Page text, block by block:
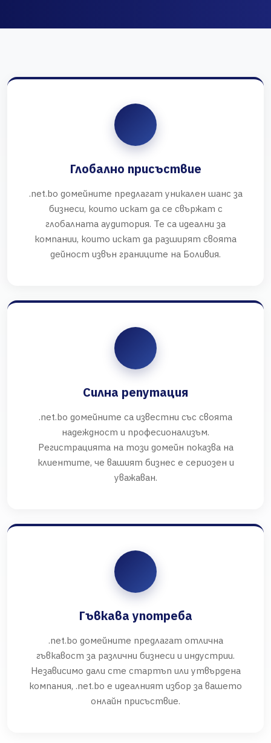
Глобално присъствие
.net.bo домейните предлагат уникален шанс за
бизнеси, които искат да се свържат с
глобалната аудитория. Те са идеални за
компании, които искат да разширят своята
дейност извън границите на Боливия.
Силна репутация
.net.bo домейните са известни със своята
надеждност и професионализъм.
Регистрацията на този домейн показва на
клиентите, че вашият бизнес е сериозен и
уважаван.
Гъвкава употреба
.net.bo домейните предлагат отлична
гъвкавост за различни бизнеси и индустрии.
Независимо дали сте стартъп или утвърдена
компания, .net.bo е идеалният избор за вашето
онлайн присъствие.